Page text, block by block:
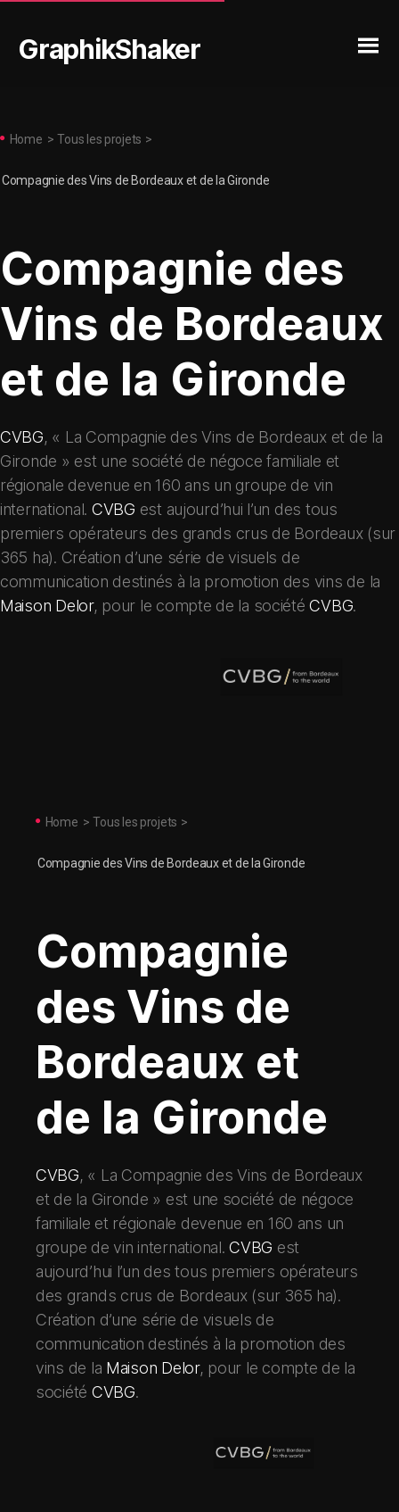
GraphikShaker
Home > Tous les projets >
Compagnie des Vins de Bordeaux et de la Gironde
Compagnie des
Vins de Bordeaux
et de la Gironde
CVBG, « La Compagnie des Vins de Bordeaux et de la
Gironde » est une société de négoce familiale et
régionale devenue en 160 ans un groupe de vin
international. CVBG est aujourd’hui l’un des tous
premiers opérateurs des grands crus de Bordeaux (sur
365 ha). Création d’une série de visuels de
communication destinés à la promotion des vins de la
Maison Delor, pour le compte de la sociétéCVBG.
Home > Tous les projets >
Compagnie des Vins de Bordeaux et de la Gironde
Compagnie
des Vins de
Bordeaux et
de la Gironde
CVBG, « La Compagnie des Vins de Bordeaux
et de la Gironde » est une société de négoce
familiale et régionale devenue en 160 ans un
groupe de vin international.CVBG est
aujourd’hui l’un des tous premiers opérateurs
des grands crus de Bordeaux (sur 365 ha).
Création d’une série de visuels de
communication destinés à la promotion des
vins de la Maison Delor, pour le compte de la
société CVBG.